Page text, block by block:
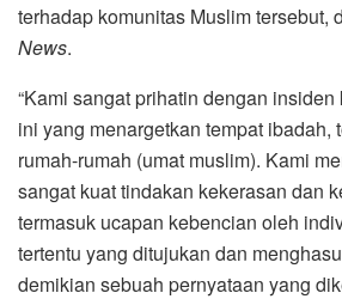
terhadap komunitas Muslim tersebut,
News.
“Kami sangat prihatin dengan
ini yang menargetkan tempat ibadah,
rumah-rumah (umat muslim). Kami
sangat kuat tindakan kekerasan dan
termasuk ucapan kebencian oleh
tertentu yang ditujukan dan
demikian sebuah pernyataan yang